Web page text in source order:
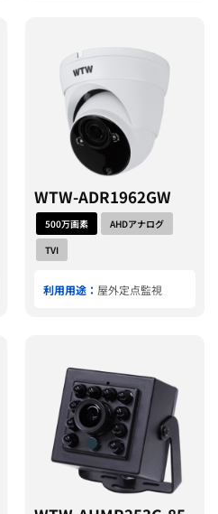
WTW-ADR1962GW
500万画素
AHDアナログ
TVI
利用用途： 屋外定点監視